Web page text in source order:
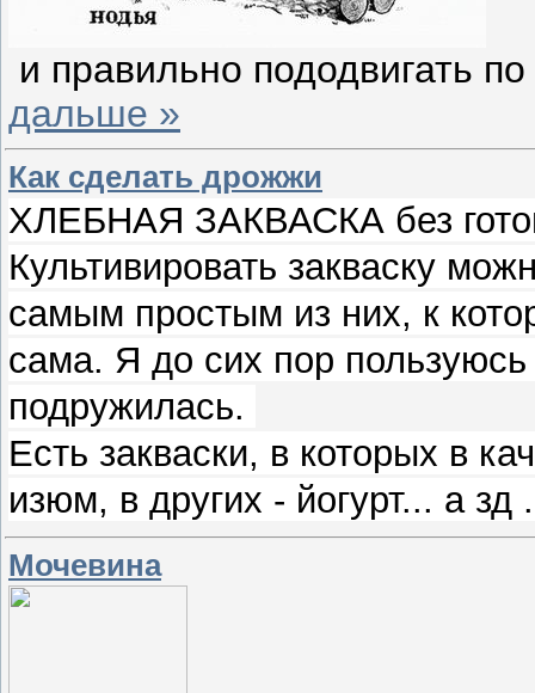
и правильно пододвигать
дальше »
Как сделать дрожжи
ХЛЕБНАЯ ЗАКВАСКА без
Культивировать закваску
самым простым из них, к
сама. Я до сих пор пользуюсь
подружилась.
Есть закваски, в которых в
изюм, в других - йогурт... а зд
Мочевина